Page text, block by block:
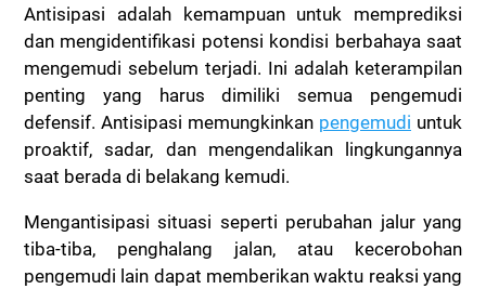
Antisipasi adalah kemampuan untuk memprediksi
dan mengidentifikasi potensi kondisi berbahaya saat
mengemudi sebelum terjadi. Ini adalah keterampilan
penting yang harus dimiliki semua pengemudi
defensif. Antisipasi memungkinkan pengemudi untuk
proaktif, sadar, dan mengendalikan lingkungannya
saat berada di belakang kemudi.
Mengantisipasi situasi seperti perubahan jalur yang
tiba-tiba, penghalang jalan, atau kecerobohan
pengemudi lain dapat memberikan waktu reaksi yang